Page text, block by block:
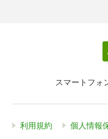
スマートフォ
利用規約 個人情報